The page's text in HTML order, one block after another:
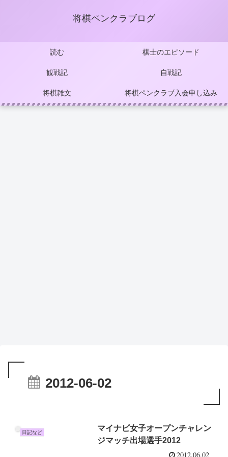
将棋ペンクラブログ
読む 棋士のエピソード
観戦記 自戦記
将棋雑文 将棋ペンクラブ入会申し込み
2012-06-02
日記など
マイナビ女子オープンチャレン
ジマッチ出場選手2012
2012.06.02